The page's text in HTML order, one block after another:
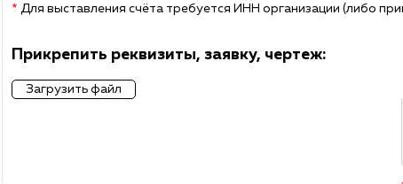
* Для выставления счёта требуется ИНН организации (либо
Прикрепить реквизиты, заявку, чертеж:
Загрузить файл